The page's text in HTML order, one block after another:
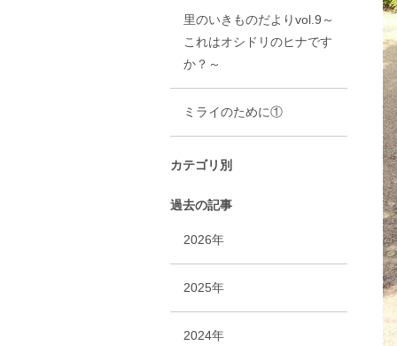
里のいきものだよりvol.9～
これはオシドリのヒナです
か？～
ミライのために①
カテゴリ別
過去の記事
2026年
2025年
2024年